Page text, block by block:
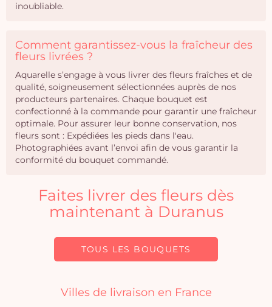
inoubliable.
Comment garantissez-vous la fraîcheur des
fleurs livrées ?
Aquarelle s’engage à vous livrer des fleurs fraîches et de
qualité, soigneusement sélectionnées auprès de nos
producteurs partenaires. Chaque bouquet est
confectionné à la commande pour garantir une fraîcheur
optimale. Pour assurer leur bonne conservation, nos
fleurs sont : Expédiées les pieds dans l'eau.
Photographiées avant l’envoi afin de vous garantir la
conformité du bouquet commandé.
Faites livrer des fleurs dès
maintenant à Duranus
TOUS LES BOUQUETS
Villes de livraison en France